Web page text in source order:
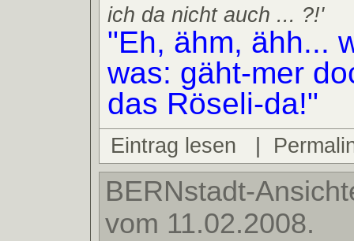
ich da nicht auch ... ?!'
"Eh, ähm, ähh...
was: gäht-mer
das Röseli-da!"
Eintrag lesen
BERNstadt-
vom 11.02.2008.